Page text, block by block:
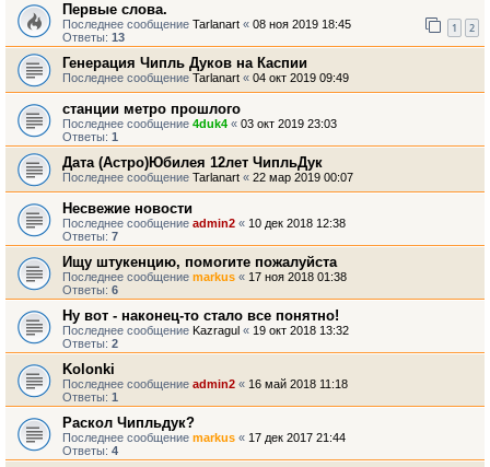
Первые слова.
Последнее сообщение Tarlanart « 08 ноя 2019 18:45
Ответы: 13
1 2
Генерация Чипль Дуков на Каспии
Последнее сообщение Tarlanart « 04 окт 2019 09:49
станции метро прошлого
Последнее сообщение 4duk4 « 03 окт 2019 23:03
Ответы: 1
Дата (Астро)Юбилея 12лет ЧипльДук
Последнее сообщение Tarlanart « 22 мар 2019 00:07
Несвежие новости
Последнее сообщение admin2 « 10 дек 2018 12:38
Ответы: 7
Ищу штукенцию, помогите пожалуйста
Последнее сообщение markus « 17 ноя 2018 01:38
Ответы: 6
Ну вот - наконец-то стало все понятно!
Последнее сообщение Kazragul « 19 окт 2018 13:32
Ответы: 2
Kolonki
Последнее сообщение admin2 « 16 май 2018 11:18
Ответы: 1
Раскол Чипльдук?
Последнее сообщение markus « 17 дек 2017 21:44
Ответы: 4